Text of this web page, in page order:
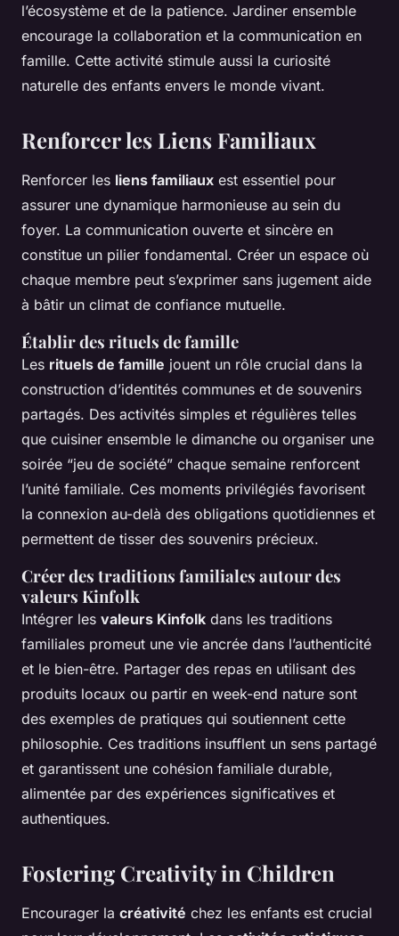
l’écosystème et de la patience. Jardiner ensemble
encourage la collaboration et la communication en
famille. Cette activité stimule aussi la curiosité
naturelle des enfants envers le monde vivant.
Renforcer les Liens Familiaux
Renforcer les liens familiaux est essentiel pour
assurer une dynamique harmonieuse au sein du
foyer. La communication ouverte et sincère en
constitue un pilier fondamental. Créer un espace où
chaque membre peut s’exprimer sans jugement aide
à bâtir un climat de confiance mutuelle.
Établir des rituels de famille
Les rituels de famille jouent un rôle crucial dans la
construction d’identités communes et de souvenirs
partagés. Des activités simples et régulières telles
que cuisiner ensemble le dimanche ou organiser une
soirée “jeu de société” chaque semaine renforcent
l’unité familiale. Ces moments privilégiés favorisent
la connexion au-delà des obligations quotidiennes et
permettent de tisser des souvenirs précieux.
Créer des traditions familiales autour des
valeurs Kinfolk
Intégrer les valeurs Kinfolk dans les traditions
familiales promeut une vie ancrée dans l’authenticité
et le bien-être. Partager des repas en utilisant des
produits locaux ou partir en week-end nature sont
des exemples de pratiques qui soutiennent cette
philosophie. Ces traditions insufflent un sens partagé
et garantissent une cohésion familiale durable,
alimentée par des expériences significatives et
authentiques.
Fostering Creativity in Children
Encourager la créativité chez les enfants est crucial